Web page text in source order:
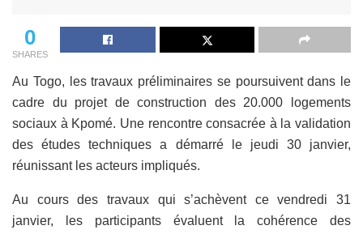
0
SHARES
Au Togo, les travaux préliminaires se poursuivent dans le
cadre du projet de construction des 20.000 logements
sociaux à Kpomé. Une rencontre consacrée à la validation
des études techniques a démarré le jeudi 30 janvier,
réunissant les acteurs impliqués.
Au cours des travaux qui s’achèvent ce vendredi 31
janvier, les participants évaluent la cohérence des